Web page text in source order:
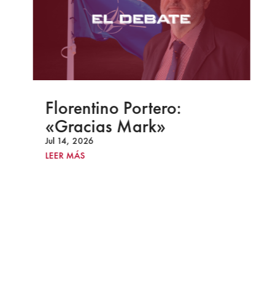
Florentino Portero:
«Gracias Mark»
Jul 14, 2026
LEER MÁS